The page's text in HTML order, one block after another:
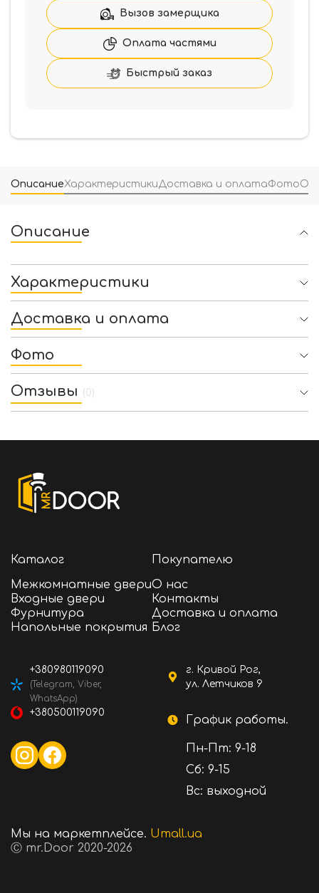
Вызов замерщика
Оплата частями
Быстрый заказ
ОписаниеХарактеристикиДоставка и оплатаФото
Описание
Характеристики
Доставка и оплата
Фото
Отзывы (0)
Каталог
Межкомнатные двери
Входные двери
Фурнитура
Напольные покрытия
Покупателю
О нас
Контакты
Доставка и оплата
Блог
г. Кривой Рог,
ул. Летчиков 9
График работы.
Пн-Пт: 9-18
Сб: 9-15
Вс: выходной
+380980119090
(Telegram, Viber,
WhatsApp)
+380500119090
Ⓒ mr.Door 2020-2026
Мы на маркетплейсе. Umall.ua